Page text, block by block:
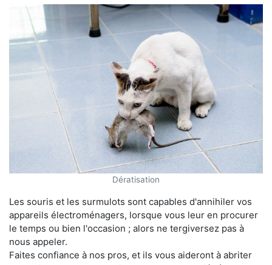
Dératisation
Les souris et les surmulots sont capables d'annihiler vos
appareils électroménagers, lorsque vous leur en procurer
le temps ou bien l'occasion ; alors ne tergiversez pas à
nous appeler.
Faites confiance à nos pros, et ils vous aideront à abriter